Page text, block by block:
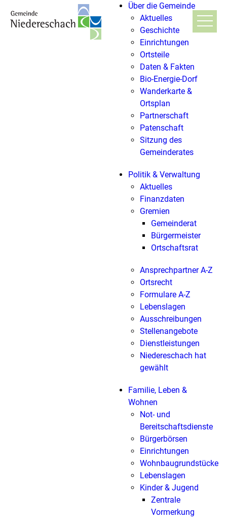
Über die Gemeinde
Aktuelles
Geschichte
Einrichtungen
Ortsteile
Daten & Fakten
Bio-Energie-Dorf
Wanderkarte &
Ortsplan
Partnerschaft
Patenschaft
Sitzung des
Gemeinderates
Politik & Verwaltung
Aktuelles
Finanzdaten
Gremien
Gemeinderat
Bürgermeister
Ortschaftsrat
Ansprechpartner A-Z
Ortsrecht
Formulare A-Z
Lebenslagen
Ausschreibungen
Stellenangebote
Dienstleistungen
Niedereschach hat
gewählt
Familie, Leben &
Wohnen
Not- und
Bereitschaftsdienste
Bürgerbörsen
Einrichtungen
Wohnbaugrundstücke
Lebenslagen
Kinder & Jugend
Zentrale
Vormerkung